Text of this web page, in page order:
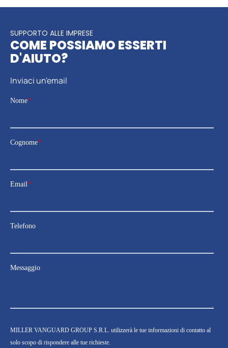
SUPPORTO ALLE IMPRESE
COME POSSIAMO ESSERTI
D'AIUTO?
Inviaci un'email